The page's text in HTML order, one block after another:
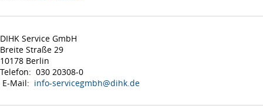
DIHK Service GmbH
Breite Straße 29
10178 Berlin
Telefon: 030 20308-0
E-Mail: info-servicegmbh@dihk.de